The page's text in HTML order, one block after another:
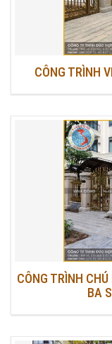
CÔNG TRÌNH
CÔNG TRÌNH
BA